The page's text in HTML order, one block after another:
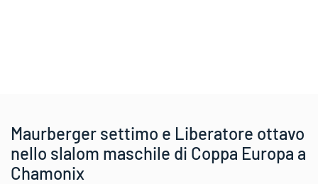
Maurberger settimo e Liberatore ottavo
nello slalom maschile di Coppa Europa a
Chamonix